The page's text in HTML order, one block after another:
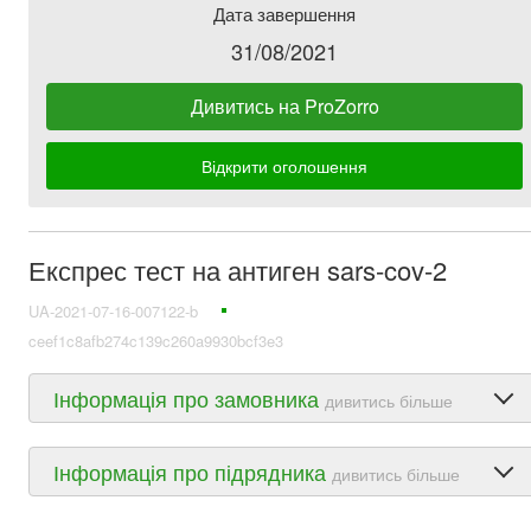
Дата завершення
31/08/2021
Дивитись на ProZorro
Відкрити оголошення
Експрес тест на антиген sars-cov-2
UA-2021-07-16-007122-b
ceef1c8afb274c139c260a9930bcf3e3
Інформація про замовника дивитись більше
Інформація про підрядника дивитись більше